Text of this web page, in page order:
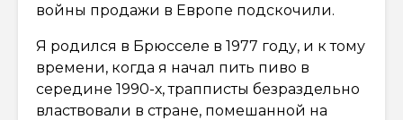
войны продажи в Европе подскочили.
Я родился в Брюсселе в 1977 году, и к тому
времени, когда я начал пить пиво в
середине 1990-х, трапписты безраздельно
властвовали в стране, помешанной на